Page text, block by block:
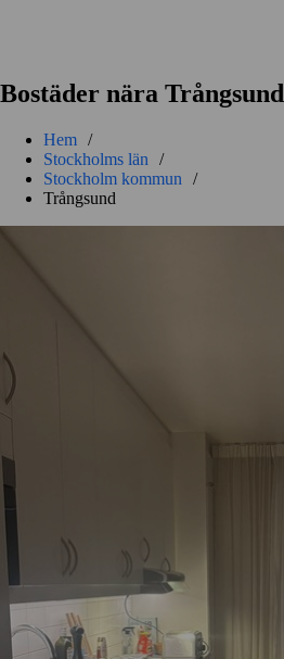
Bostäder nära Trångsund
Hem /
Stockholms län
/
Stockholm kommun
/
Trångsund